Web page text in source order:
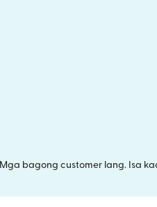
Mga bagong customer lang. Isa